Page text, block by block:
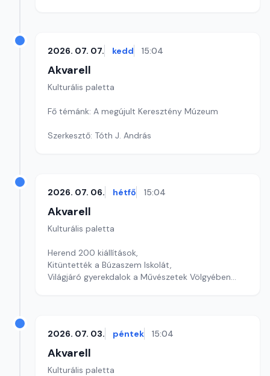
2026. 07. 07. kedd 15:04
Akvarell
Kulturális paletta
Fő témánk: A megújult Keresztény Múzeum
Szerkesztő: Tóth J. András
2026. 07. 06. hétfő 15:04
Akvarell
Kulturális paletta
Herend 200 kiállítások,
Kitüntették a Búzaszem Iskolát,
Világjáró gyerekdalok a Művészetek Völgyében
2026. 07. 03. péntek 15:04
Akvarell
Kulturális paletta